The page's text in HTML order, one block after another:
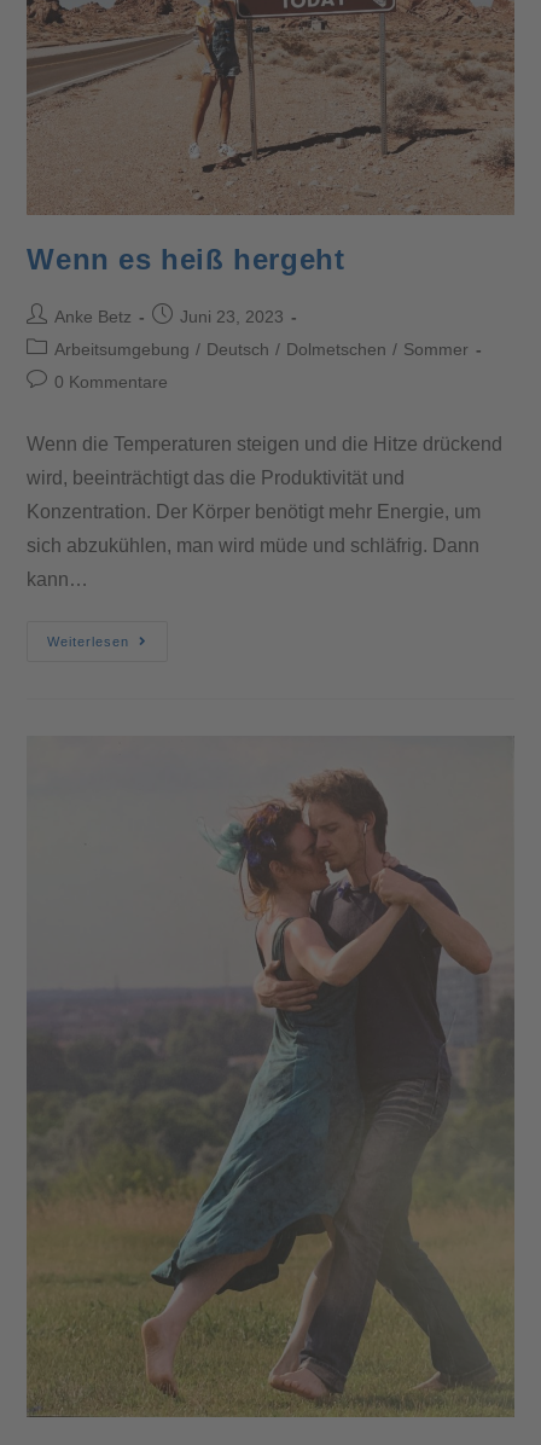
Wenn es heiß hergeht
Anke Betz
Juni 23, 2023
Arbeitsumgebung / Deutsch / Dolmetschen / Sommer
0 Kommentare
Wenn die Temperaturen steigen und die Hitze drückend
wird, beeinträchtigt das die Produktivität und
Konzentration. Der Körper benötigt mehr Energie, um
sich abzukühlen, man wird müde und schläfrig. Dann
kann…
Weiterlesen